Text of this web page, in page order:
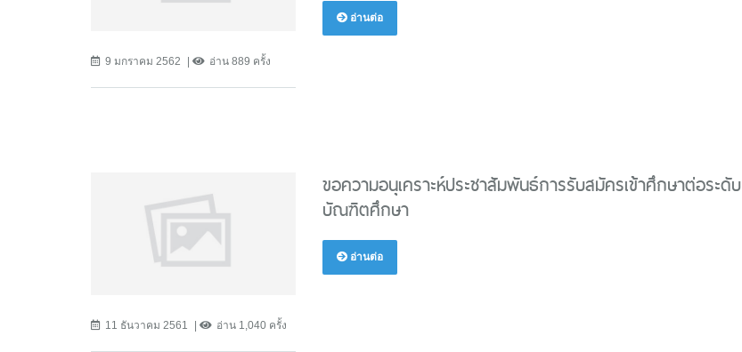
9 มกราคม 2562 อ่าน 889 ครั้ง
อ่านต่อ
11 ธันวาคม 2561 อ่าน 1,040 ครั้ง
ขอความอนุเคราะห์ประชาสัมพันธ์การรับสมัครเข้าศึกษาต่อระดับ
บัณฑิตศึกษา
อ่านต่อ